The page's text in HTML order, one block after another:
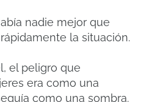
nadie mejor que
la situación.
el peligro que
era como una
como una sombra.